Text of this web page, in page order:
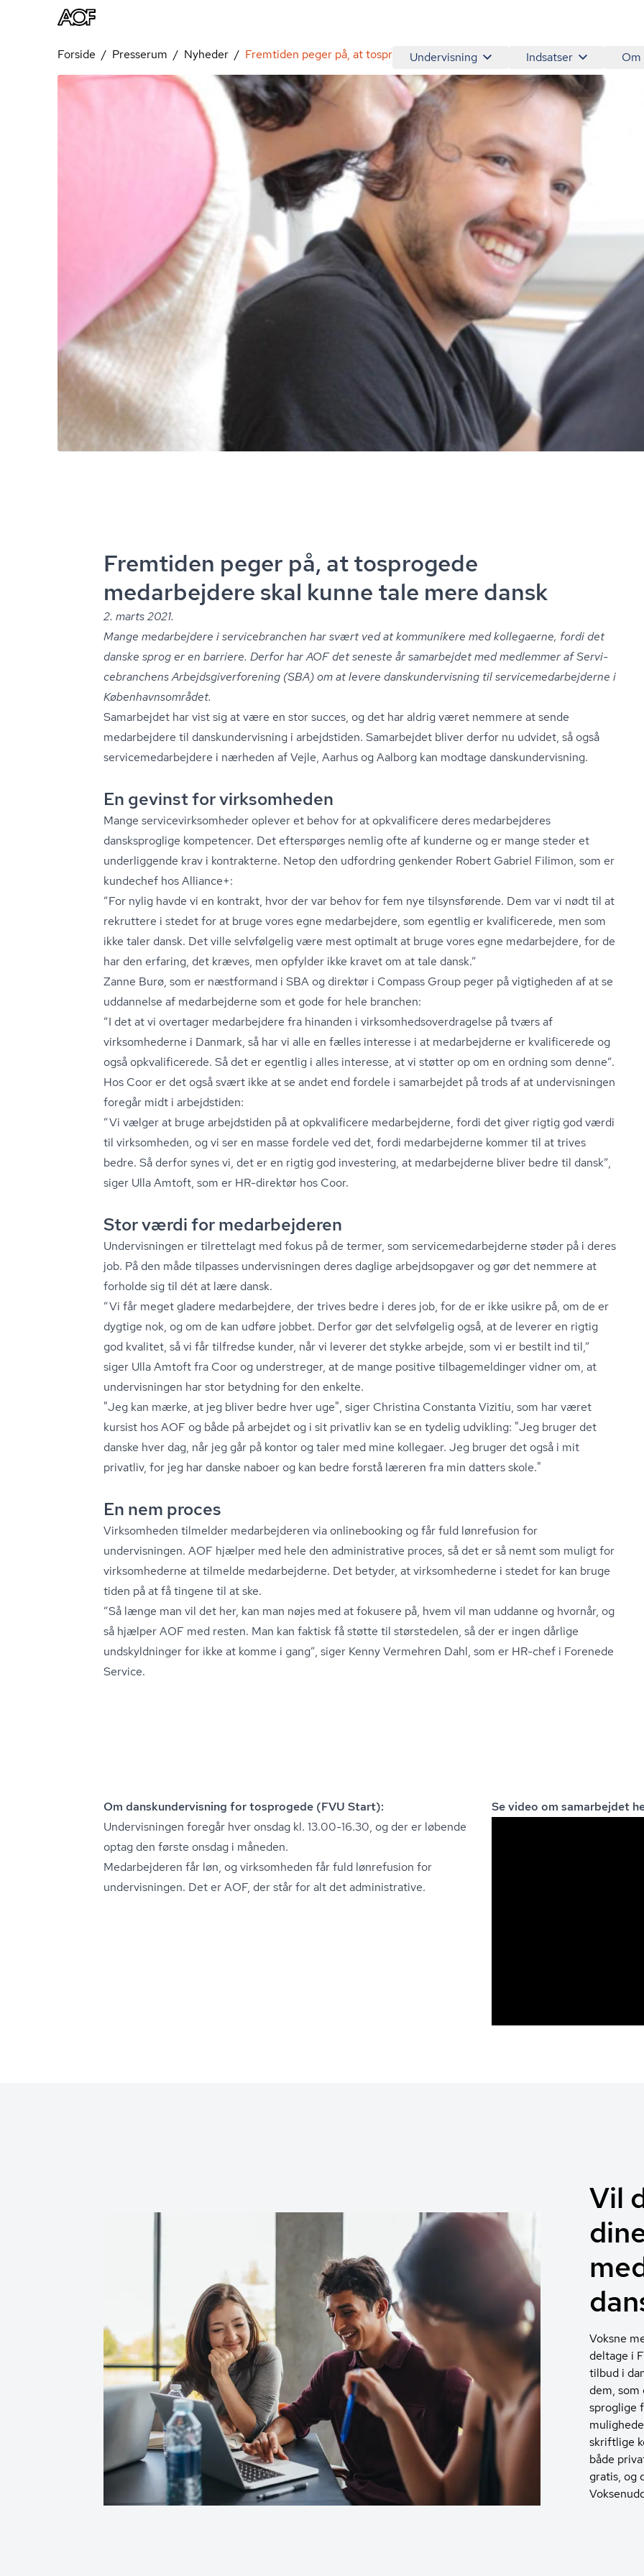
Undervisning Indsatser Om
Forside Presserum Nyheder Fremtiden peger på, at tosprogede medarbejdere skal kunne tale mere dansk
Fremtiden peger på, at tosprogede
medarbejdere skal kunne tale mere dansk
2. marts 2021.
Mange medarbejdere i ser­vi­ce­bran­chen har svært ved at kommunikere med kollegaerne, fordi det
danske sprog er en barriere. Derfor har AOF det seneste år samarbejdet med medlemmer af Ser­vi­
ce­bran­chens Ar­bejds­gi­ver­for­e­ning (SBA) om at levere dan­skun­der­vis­ning til ser­vi­ce­me­d­ar­bej­der­ne i
Kø­ben­havns­om­rå­det.
Samarbejdet har vist sig at være en stor succes, og det har aldrig været nemmere at sende
medarbejdere til dan­skun­der­vis­ning i arbejdstiden. Samarbejdet bliver derfor nu udvidet, så også
ser­vi­ce­me­d­ar­bej­de­re i nærheden af Vejle, Aarhus og Aalborg kan modtage dan­skun­der­vis­ning.
En gevinst for virksomheden
Mange ser­vi­ce­virk­som­he­der oplever et behov for at opkvalificere deres medarbejderes
dansksproglige kompetencer. Det efterspørges nemlig ofte af kunderne og er mange steder et
underliggende krav i kontrakterne. Netop den udfordring genkender Robert Gabriel Filimon, som er
kundechef hos Alliance+:
”For nylig havde vi en kontrakt, hvor der var behov for fem nye tilsynsførende. Dem var vi nødt til at
rekruttere i stedet for at bruge vores egne medarbejdere, som egentlig er kvalificerede, men som
ikke taler dansk. Det ville selvfølgelig være mest optimalt at bruge vores egne medarbejdere, for de
har den erfaring, det kræves, men opfylder ikke kravet om at tale dansk.”
Zanne Burø, som er næstformand i SBA og direktør i Compass Group peger på vigtigheden af at se
uddannelse af medarbejderne som et gode for hele branchen:
”I det at vi overtager medarbejdere fra hinanden i virk­som­heds­over­dra­gel­se på tværs af
virksomhederne i Danmark, så har vi alle en fælles interesse i at medarbejderne er kvalificerede og
også opkva­li­fi­ce­re­de. Så det er egentlig i alles interesse, at vi støtter op om en ordning som denne”.
Hos Coor er det også svært ikke at se andet end fordele i samarbejdet på trods af at undervisningen
foregår midt i arbejdstiden:
”Vi vælger at bruge arbejdstiden på at opkvalificere medarbejderne, fordi det giver rigtig god værdi
til virksomheden, og vi ser en masse fordele ved det, fordi medarbejderne kommer til at trives
bedre. Så derfor synes vi, det er en rigtig god investering, at medarbejderne bliver bedre til dansk”,
siger Ulla Amtoft, som er HR-direktør hos Coor.
Stor værdi for medarbejderen
Undervisningen er tilrettelagt med fokus på de termer, som ser­vi­ce­me­d­ar­bej­der­ne støder på i deres
job. På den måde tilpasses undervisningen deres daglige arbejdsopgaver og gør det nemmere at
forholde sig til dét at lære dansk.
”Vi får meget gladere medarbejdere, der trives bedre i deres job, for de er ikke usikre på, om de er
dygtige nok, og om de kan udføre jobbet. Derfor gør det selvfølgelig også, at de leverer en rigtig
god kvalitet, så vi får tilfredse kunder, når vi leverer det stykke arbejde, som vi er bestilt ind til,”
siger Ulla Amtoft fra Coor og understreger, at de mange positive til­ba­ge­mel­din­ger vidner om, at
undervisningen har stor betydning for den enkelte.
"Jeg kan mærke, at jeg bliver bedre hver uge", siger Christina Constanta Vizitiu, som har været
kursist hos AOF og både på arbejdet og i sit privatliv kan se en tydelig udvikling: "Jeg bruger det
danske hver dag, når jeg går på kontor og taler med mine kollegaer. Jeg bruger det også i mit
privatliv, for jeg har danske naboer og kan bedre forstå læreren fra min datters skole."
En nem proces
Virksomheden tilmelder medarbejderen via onlinebooking og får fuld lønrefusion for
undervisningen. AOF hjælper med hele den administrative proces, så det er så nemt som muligt for
virksomhederne at tilmelde medarbejderne. Det betyder, at virksomhederne i stedet for kan bruge
tiden på at få tingene til at ske.
”Så længe man vil det her, kan man nøjes med at fokusere på, hvem vil man uddanne og hvornår, og
så hjælper AOF med resten. Man kan faktisk få støtte til størstedelen, så der er ingen dårlige
undskyldninger for ikke at komme i gang”, siger Kenny Vermehren Dahl, som er HR-chef i Forenede
Service.
Om dan­skun­der­vis­ning for tosprogede (FVU Start):
Undervisningen foregår hver onsdag kl. 13.00-16.30, og der er løbende
optag den første onsdag i måneden.
Medarbejderen får løn, og virksomheden får fuld lønrefusion for
undervisningen. Det er AOF, der står for alt det administrative.
Se video om samarbejdet
Vil
Voksne
deltage i
til­bud i
dem,
sproglige
skriftlige
både
gratis, og